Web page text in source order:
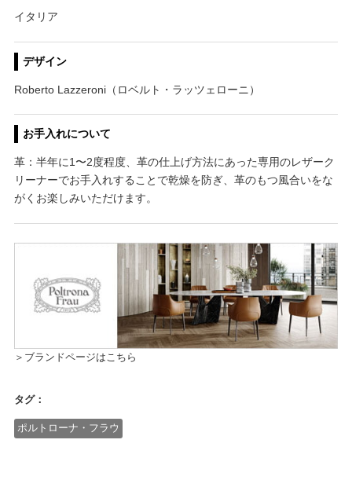
イタリア
デザイン
Roberto Lazzeroni（ロベルト・ラッツェローニ）
お手入れについて
革：半年に1〜2度程度、革の仕上げ方法にあった専用のレザーク
リーナーでお手入れすることで乾燥を防ぎ、革のもつ風合いをな
がくお楽しみいただけます。
＞ブランドページはこちら
タグ：
ポルトローナ・フラウ